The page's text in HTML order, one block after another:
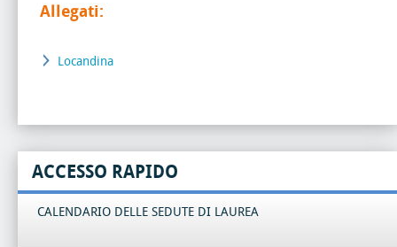
Allegati:
Locandina
ACCESSO RAPIDO
CALENDARIO DELLE SEDUTE DI LAUREA